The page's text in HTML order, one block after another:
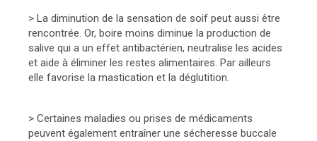
> La diminution de la sensation de soif peut aussi être
rencontrée. Or, boire moins diminue la production de
salive qui a un effet antibactérien, neutralise les acides
et aide à éliminer les restes alimentaires. Par ailleurs
elle favorise la mastication et la déglutition.
> Certaines maladies ou prises de médicaments
peuvent également entraîner une sécheresse buccale